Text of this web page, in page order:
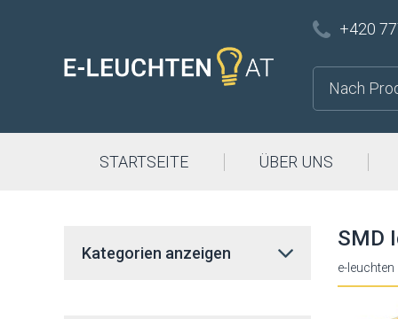
+420
STARTSEITE ÜBER UNS
SMD
e-leuchten
Kategorien anzeigen